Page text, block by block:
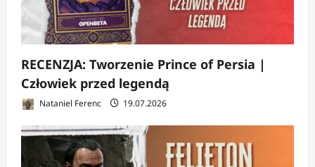
RECENZJA: Tworzenie Prince of Persia |
Człowiek przed legendą
Nataniel Ferenc 19.07.2026